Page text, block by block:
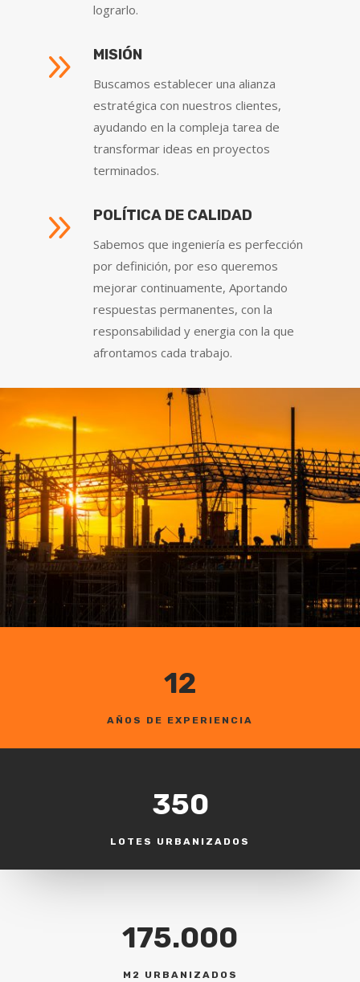
lograrlo.
9 MISIÓN
Buscamos establecer una alianza
estratégica con nuestros clientes,
ayudando en la compleja tarea de
transformar ideas en proyectos
terminados.
9 POLÍTICA DE CALIDAD
Sabemos que ingeniería es perfección
por definición, por eso queremos
mejorar continuamente, Aportando
respuestas permanentes, con la
responsabilidad y energia con la que
afrontamos cada trabajo.
12
AÑOS DE EXPERIENCIA
350
LOTES URBANIZADOS
175.000
M2 URBANIZADOS